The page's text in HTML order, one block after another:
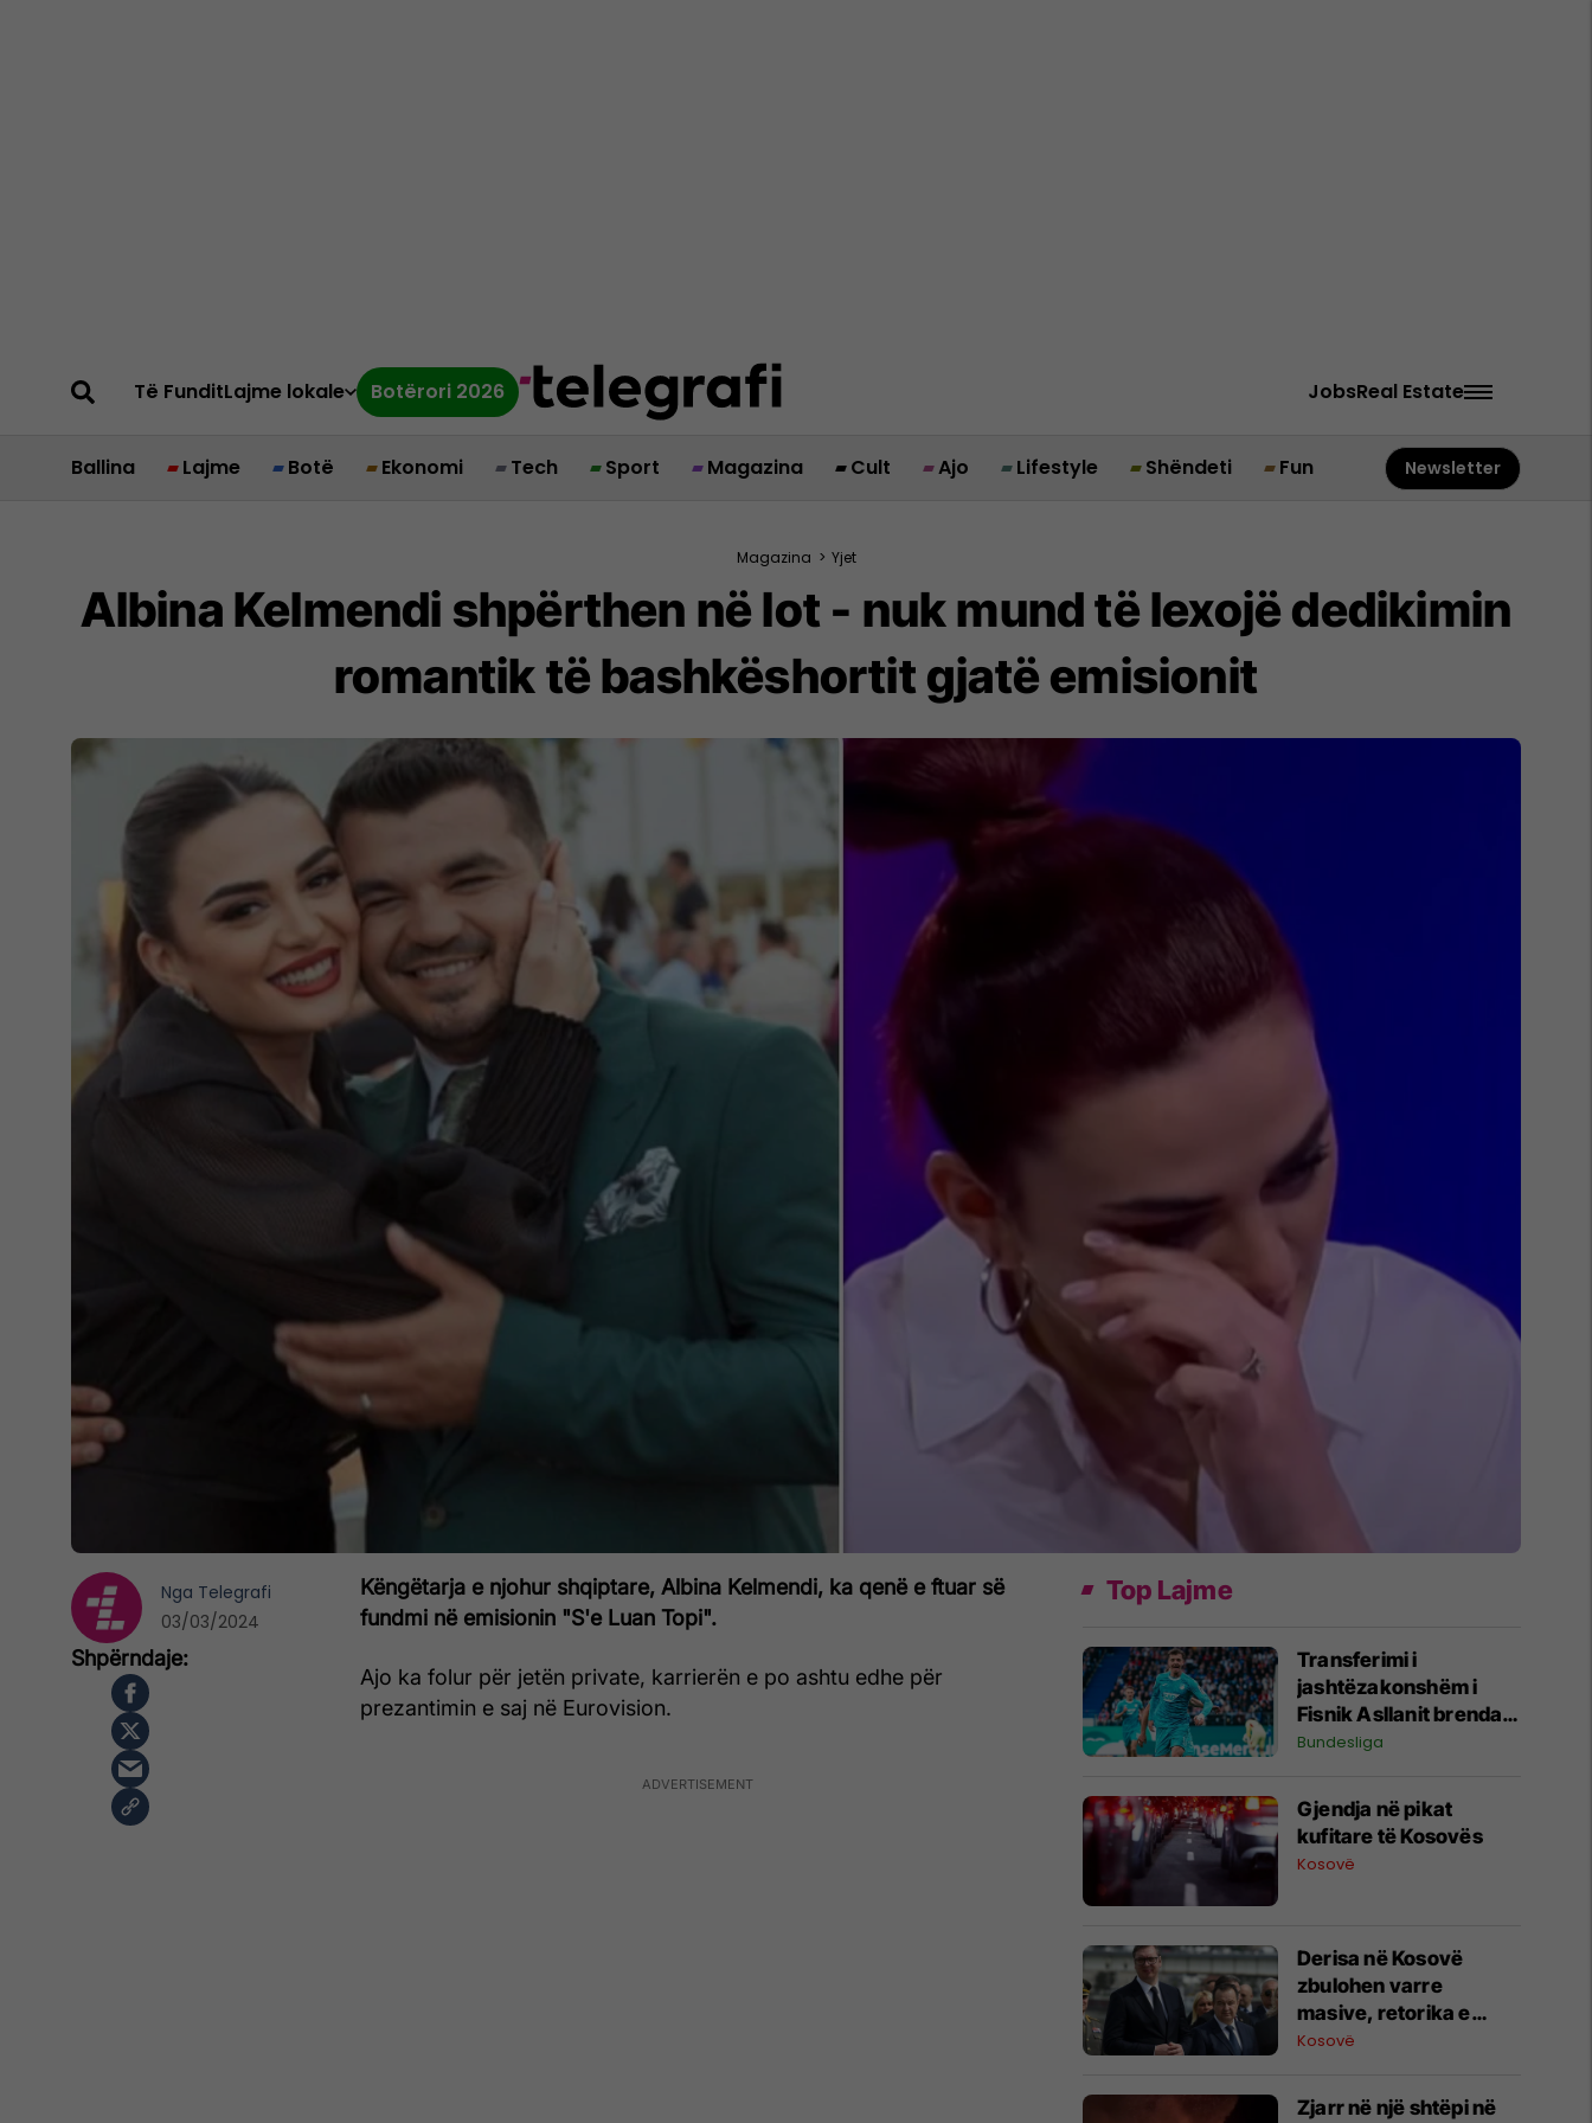
Të FunditLajme lokale Botërori 2026 JobsReal Estate
Ballina Lajme Botë Ekonomi Tech Sport Magazina Cult Ajo Lifestyle Shëndeti Fun Newsletter
Magazina > Yjet
Albina Kelmendi shpërthen në lot - nuk mund të lexojë dedikimin
romantik të bashkëshortit gjatë emisionit
Këngëtarja e njohur shqiptare, Albina Kelmendi, ka qenë e ftuar së
fundmi në emisionin "S'e Luan Topi".
Ajo ka folur për jetën private, karrierën e po ashtu edhe për
prezantimin e saj në Eurovision.
Nga Telegrafi
03/03/2024
Top Lajme
Transferimi i
jashtëzakonshëm i
Fisnik Asllanit brenda
Bundesligës po bëhet
detajet e fundit
Bundesliga
Gjendja në pikat
kufitare të Kosovës
Kosovë
Derisa në Kosovë
zbulohen varre
masive, retorika e
zyrtarëve serbë
viteve ’90
Kosovë
Zjarr në një shtëpi në